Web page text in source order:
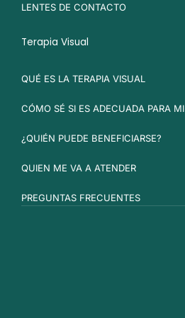
LENTES DE CONTACTO
Terapia Visual
QUÉ ES LA TERAPIA VISUAL
CÓMO SÉ SI ES ADECUADA PARA MI
¿QUIÉN PUEDE BENEFICIARSE?
QUIEN ME VA A ATENDER
PREGUNTAS FRECUENTES